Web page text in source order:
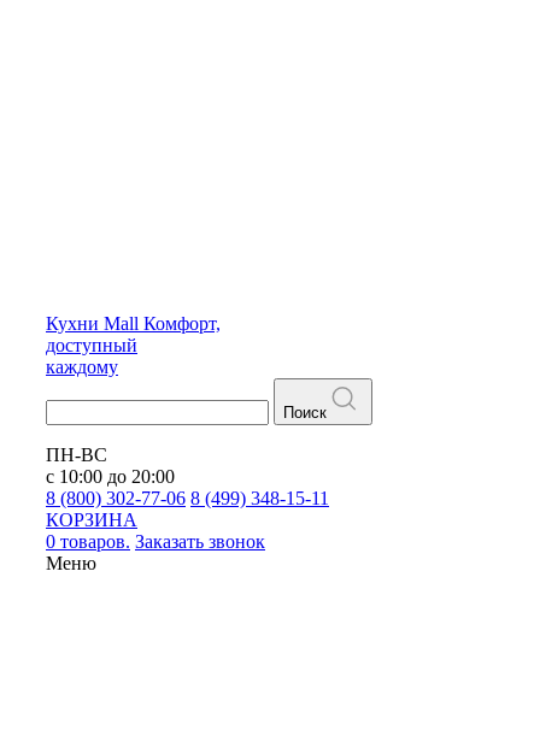
Кухни Mall Комфорт,
доступный
каждому
Поиск
ПН-ВС
с 10:00 до 20:00
8 (800) 302-77-06 8 (499) 348-15-11
КОРЗИНА
0 товаров. Заказать звонок
Меню